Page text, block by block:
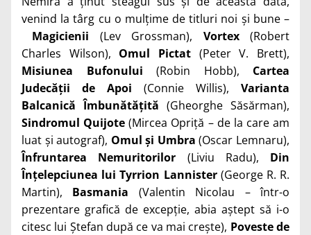
venind la târg cu o mulțime de titluri noi și bune –
Magicienii (Lev Grossman), Vortex(Robert
Charles Wilson), Omul Pictat (Peter V. Brett),
Misiunea Bufonului (Robin Hobb), Cartea
Judecății de Apoi (Connie Willis), Varianta
Balcanică Îmbunătățită (Gheorghe Săsărman),
Sindromul Quijote (Mircea Opriță – de la care am
luat și autograf), Omul și Umbra (Oscar Lemnaru),
Înfruntarea Nemuritorilor (Liviu Radu), Din
Înțelepciunea lui Tyrrion Lannister(George R. R.
Martin), Basmania (Valentin Nicolau – într-o
prezentare grafică de excepție, abia aștept să i-o
citesc lui Ștefan după ce va mai crește), Poveste de